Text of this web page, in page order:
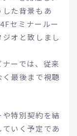
た背景もあ
セミナールー
オと致しまし
ーでは、従来
最後まで視聴
特別契約を結
いく予定であ